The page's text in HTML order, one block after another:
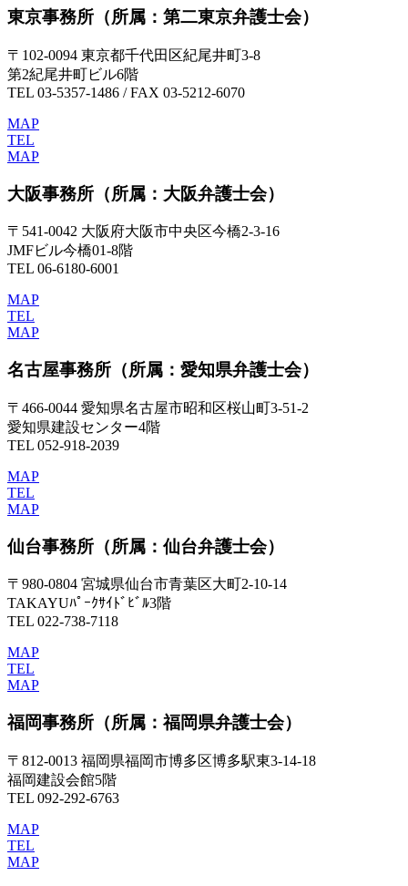
東京事務所 （所属：第二東京弁護士会）
〒102-0094 東京都千代田区紀尾井町3-8
第2紀尾井町ビル6階
TEL 03-5357-1486 / FAX 03-5212-6070
MAP
TEL
MAP
大阪事務所 （所属：大阪弁護士会）
〒541-0042 大阪府大阪市中央区今橋2-3-16
JMFビル今橋01-8階
TEL 06-6180-6001
MAP
TEL
MAP
名古屋事務所 （所属：愛知県弁護士会）
〒466-0044 愛知県名古屋市昭和区桜山町3-51-2
愛知県建設センター4階
TEL 052-918-2039
MAP
TEL
MAP
仙台事務所 （所属：仙台弁護士会）
〒980-0804 宮城県仙台市青葉区大町2-10-14
TAKAYUﾊﾟｰｸｻｲﾄﾞﾋﾞﾙ3階
TEL 022-738-7118
MAP
TEL
MAP
福岡事務所 （所属：福岡県弁護士会）
〒812-0013 福岡県福岡市博多区博多駅東3-14-18
福岡建設会館5階
TEL 092-292-6763
MAP
TEL
MAP